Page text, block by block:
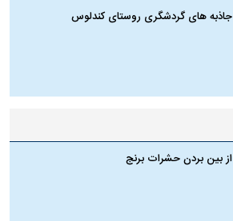
جاذبه های گردشگری روستای کندلوس
از بین بردن حشرات برنج